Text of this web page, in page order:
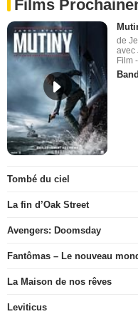
Films
de
avec
Film
Tombé du ciel
La fin d’Oak Street
Avengers: Doomsday
Fantômas – Le nouveau
La Maison de nos rêves
Leviticus